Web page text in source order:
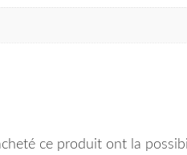
ce produit ont la